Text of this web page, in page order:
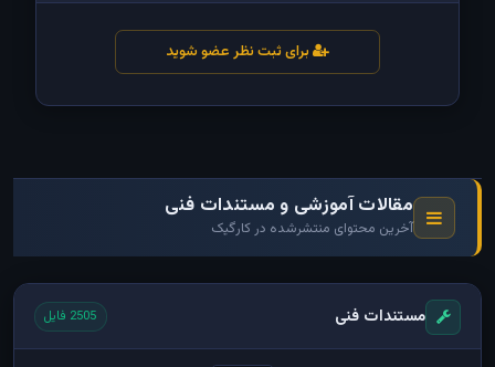
برای ثبت نظر عضو شوید
مقالات آموزشی و مستندات فنی
آخرین محتوای منتشرشده در کارگیک
مستندات فنی 2505 فایل